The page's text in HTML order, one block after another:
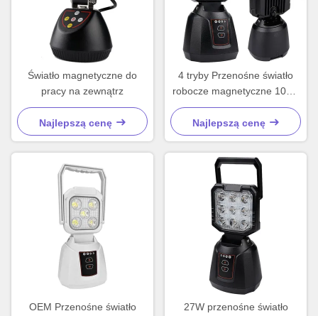
Światło magnetyczne do
pracy na zewnątrz
Najlepszą cenę
4 tryby Przenośne światło
robocze magnetyczne 10V -
24V Przenośne światło LED
Najlepszą cenę
OEM Przenośne światło
27W przenośne światło